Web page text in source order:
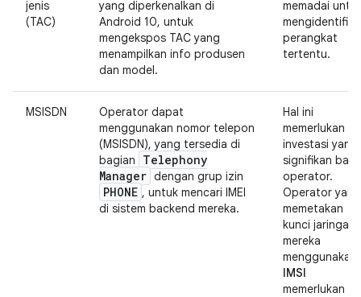
jenis
(TAC)
yang diperkenalkan di
Android 10, untuk
mengekspos TAC yang
menampilkan info produsen
dan model.
memadai
perangkat
tertentu.
MSISDN
Operator dapat
menggunakan nomor telepon
(MSISDN), yang tersedia di
bagian
Telephony
Manager dengan grup izin
PHONE , untuk mencari IMEI
di sistem backend mereka.
Hal ini
memerlukan
investasi yang
signifikan bagi
operator.
Operator yang
memetakan
kunci jaringan
mereka
menggunakan
IMSI
memerlukan